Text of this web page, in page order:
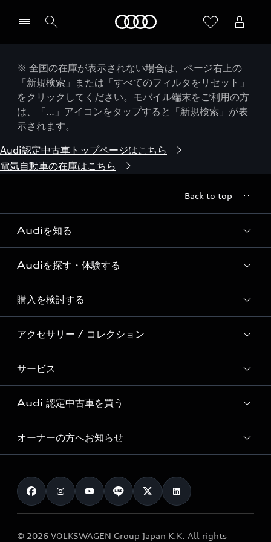
※ 全国の在庫が表示されない場合は、ページ右上の
「新規検索」または「すべてのフィルタをリセット」
をクリックしてください。モバイル端末をご利用の方
は、「…」アイコンをタップすると「新規検索」が表
示されます。
Audi認定中古車トップページはこちら
電気自動車の在庫はこちら
Back to top
Audiを知る
Audi ブランド
Story of Progress
Audi Sport
Formula 1®
デジタルサービス
Audiを探す・体験する
ディーラー検索
新車在庫検索
試乗車・展示車検索
見積り依頼
試乗予約
購入を検討する
モデル一覧
特別仕様モデル / 限定モデル
e-tronラインアップ
価格シミュレーション
車両比較
カタログ一覧
アクセサリー / コレクション
純正アクセサリー
オンラインショップ
Audi collection
アウディナビアプリ
サービス
サービス入庫予約
サービスプログラム
メンテナンス
車検 / 定期点検
e-tronアフターサポート
Audi 認定中古車を買う
Audi認定中古車
クオリティ
保証
メンテナンス
オーナーの方へお知らせ
お知らせ
オーナー様向けキャンペーン
© 2026 VOLKSWAGEN Group Japan K.K. All rights